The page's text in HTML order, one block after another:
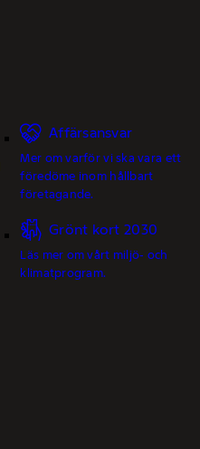
Affärsansvar
Mer om varför vi ska vara ett
föredöme inom hållbart
företagande.
Grönt kort 2030
Läs mer om vårt miljö- och
klimatprogram.